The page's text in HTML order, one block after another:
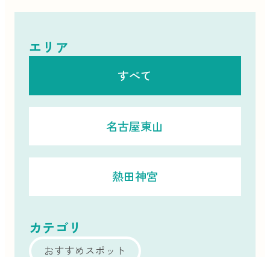
エリア
すべて
名古屋東山
熱田神宮
カテゴリ
おすすめスポット